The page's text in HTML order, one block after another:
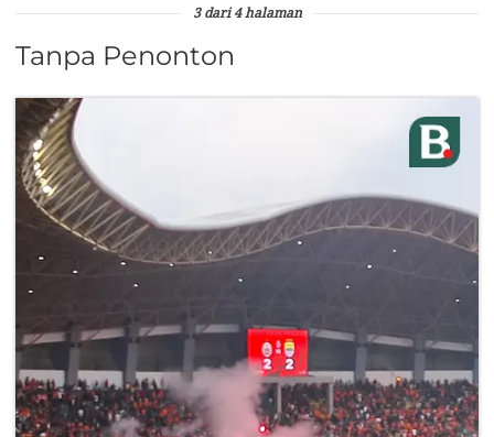
3 dari 4 halaman
Tanpa Penonton